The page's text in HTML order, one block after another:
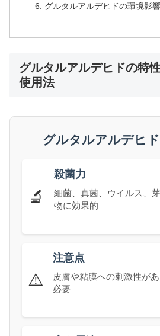
グルタルアルデヒドの環境影
グルタルアルデヒドの特
使用法
グルタルアルデヒ
🔬
殺菌力
細菌、真菌、ウイルス、
物に効果的
⚠️
注意点
皮膚や粘膜への刺激性が
必要